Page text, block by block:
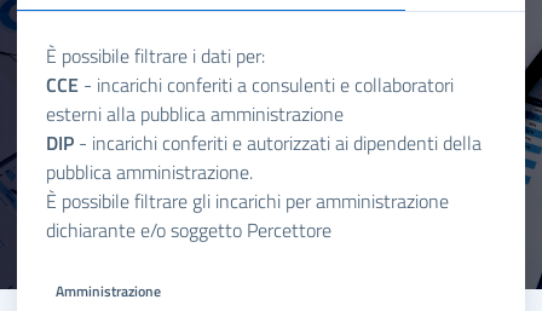
È possibile filtrare i dati per:
CCE - incarichi conferiti a consulenti e collaboratori
esterni alla pubblica amministrazione
DIP - incarichi conferiti e autorizzati ai dipendenti della
pubblica amministrazione.
È possibile filtrare gli incarichi per amministrazione
dichiarante e/o soggetto Percettore
Amministrazione